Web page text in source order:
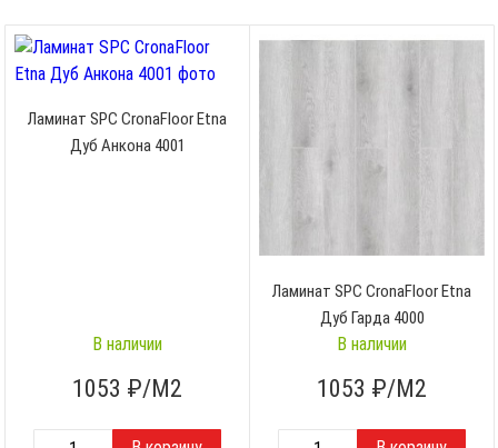
г
у
Ламинат SPC CronaFloor Etna
Дуб Анкона 4001
В наличии
1053 ₽/М2
Ламинат SPC CronaFloor Etna
Дуб Гарда 4000
В наличии
1053 ₽/М2